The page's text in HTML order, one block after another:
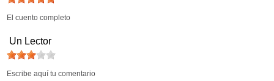
El cuento completo
Un Lector
Escribe aquí tu comentario